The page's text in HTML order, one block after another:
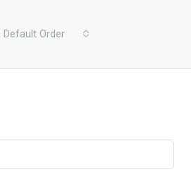
Default Order